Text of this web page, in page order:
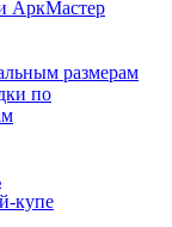
АркМастер
размерам
по
купе